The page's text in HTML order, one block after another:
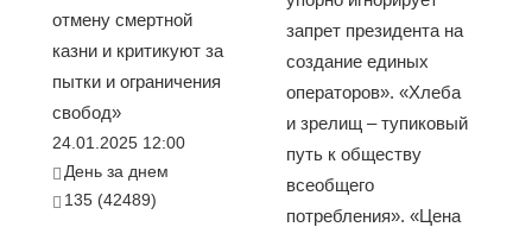
отмену смертной
казни и критикуют за
пытки и ограничения
свобод»
24.01.2025 12:00
День за днем
135 (42489)
запрет президента на
создание единых
операторов». «Хлеба
и зрелищ – тупиковый
путь к обществу
всеобщего
потребления». «Цена